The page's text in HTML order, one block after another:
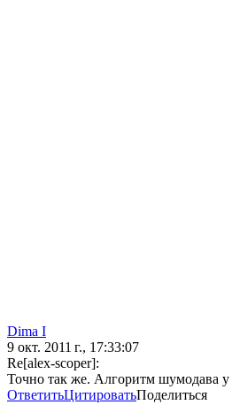
Dima I
9 окт. 2011 г., 17:33:07
Re[alex-scoper]:
Точно так же. Алгоритм шумодава
ОтветитьЦитироватьПоделиться